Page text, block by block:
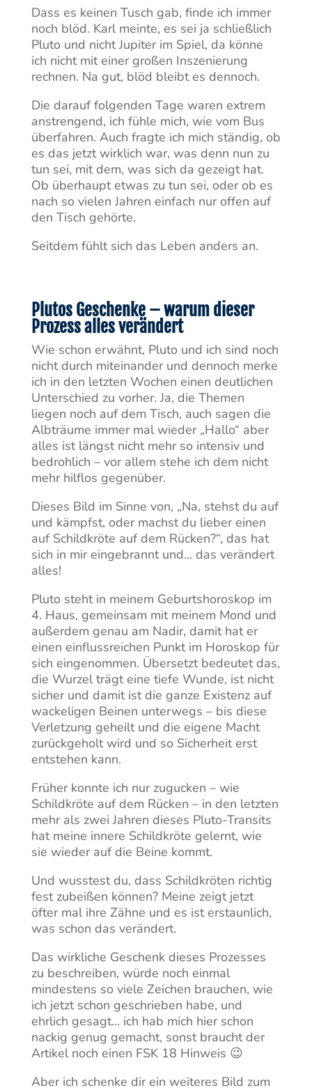
Dass es keinen Tusch gab, finde ich immer
noch blöd. Karl meinte, es sei ja schließlich
Pluto und nicht Jupiter im Spiel, da könne
ich nicht mit einer großen Inszenierung
rechnen. Na gut, blöd bleibt es dennoch.
Die darauf folgenden Tage waren extrem
anstrengend, ich fühle mich, wie vom Bus
überfahren. Auch fragte ich mich ständig, ob
es das jetzt wirklich war, was denn nun zu
tun sei, mit dem, was sich da gezeigt hat.
Ob überhaupt etwas zu tun sei, oder ob es
nach so vielen Jahren einfach nur offen auf
den Tisch gehörte.
Seitdem fühlt sich das Leben anders an.
Plutos Geschenke – warum dieser
Prozess alles verändert
Wie schon erwähnt, Pluto und ich sind noch
nicht durch miteinander und dennoch merke
ich in den letzten Wochen einen deutlichen
Unterschied zu vorher. Ja, die Themen
liegen noch auf dem Tisch, auch sagen die
Albträume immer mal wieder „Hallo“ aber
alles ist längst nicht mehr so intensiv und
bedrohlich – vor allem stehe ich dem nicht
mehr hilflos gegenüber.
Dieses Bild im Sinne von, „Na, stehst du auf
und kämpfst, oder machst du lieber einen
auf Schildkröte auf dem Rücken?“, das hat
sich in mir eingebrannt und… das verändert
alles!
Pluto steht in meinem Geburtshoroskop im
4. Haus, gemeinsam mit meinem Mond und
außerdem genau am Nadir, damit hat er
einen einflussreichen Punkt im Horoskop für
sich eingenommen. Übersetzt bedeutet das,
die Wurzel trägt eine tiefe Wunde, ist nicht
sicher und damit ist die ganze Existenz auf
wackeligen Beinen unterwegs – bis diese
Verletzung geheilt und die eigene Macht
zurückgeholt wird und so Sicherheit erst
entstehen kann.
Früher konnte ich nur zugucken – wie
Schildkröte auf dem Rücken – in den letzten
mehr als zwei Jahren dieses Pluto-Transits
hat meine innere Schildkröte gelernt, wie
sie wieder auf die Beine kommt.
Und wusstest du, dass Schildkröten richtig
fest zubeißen können? Meine zeigt jetzt
öfter mal ihre Zähne und es ist erstaunlich,
was schon das verändert.
Das wirkliche Geschenk dieses Prozesses
zu beschreiben, würde noch einmal
mindestens so viele Zeichen brauchen, wie
ich jetzt schon geschrieben habe, und
ehrlich gesagt… ich hab mich hier schon
nackig genug gemacht, sonst braucht der
Artikel noch einen FSK 18 Hinweis 😉
Aber ich schenke dir ein weiteres Bild zum